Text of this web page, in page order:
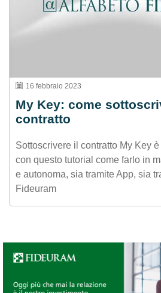
16 febbraio 2023
My Key: come
contratto
Sottoscrivere il contratto My Key
con questo tutorial come farlo in
e autonoma, sia tramite App, sia
Fideuram